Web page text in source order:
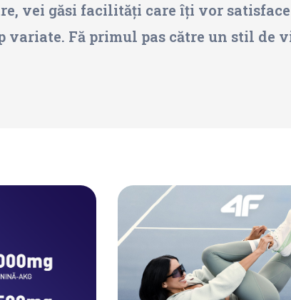
vei găsi facilități care îți vor
variate. Fă primul pas către un stil de